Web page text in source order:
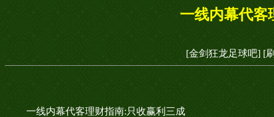
一线内幕代客
[金剑狂龙足球吧] [
一线内幕代客理财指南:只收赢利三成